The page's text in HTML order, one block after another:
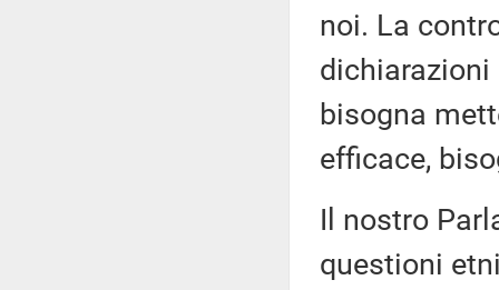
noi. La
bisogna
efficace,
Il nostro
questioni